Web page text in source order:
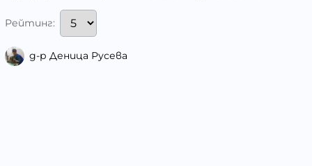
Рейтинг:
д-р Деница Русева